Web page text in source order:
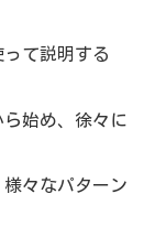
て説明する
始め、徐々に
々なパターン